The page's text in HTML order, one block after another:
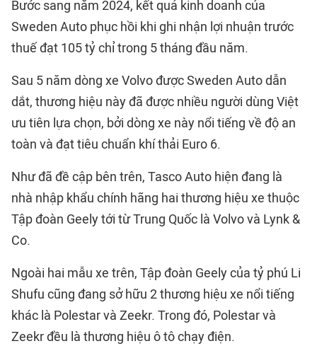
Bước sang năm 2024, kết quả kinh doanh của
Sweden Auto phục hồi khi ghi nhận lợi nhuận trước
thuế đạt 105 tỷ chỉ trong 5 tháng đầu năm.
Sau 5 năm dòng xe Volvo được Sweden Auto dẫn
dắt, thương hiệu này đã được nhiều người dùng Việt
ưu tiên lựa chọn, bởi dòng xe này nổi tiếng về độ an
toàn và đạt tiêu chuẩn khí thải Euro 6.
Như đã đề cập bên trên, Tasco Auto hiện đang là
nhà nhập khẩu chính hãng hai thương hiệu xe thuộc
Tập đoàn Geely tới từ Trung Quốc là Volvo và Lynk &
Co.
Ngoài hai mẫu xe trên, Tập đoàn Geely của tỷ phú Li
Shufu cũng đang sở hữu 2 thương hiệu xe nổi tiếng
khác là Polestar và Zeekr. Trong đó, Polestar và
Zeekr đều là thương hiệu ô tô chạy điện.